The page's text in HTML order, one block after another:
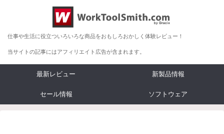
仕事や生活に役立ついろいろな商品をおもしろおかしく体験レビュー！
当サイトの記事にはアフィリエイト広告が含まれます。
最新レビュー 新製品情報
セール情報 ソフトウェア